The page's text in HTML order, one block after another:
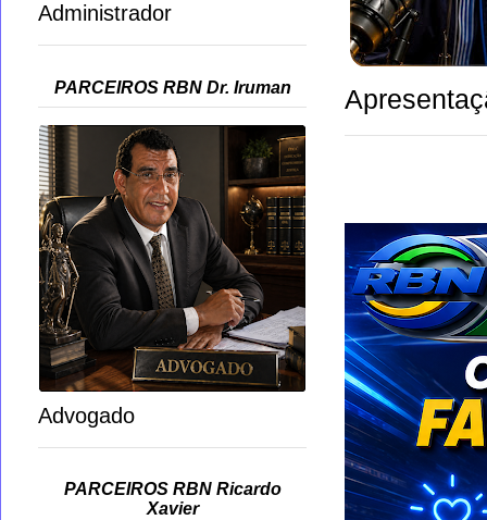
Administrador
PARCEIROS RBN Dr. Iruman
Advogado
PARCEIROS RBN Ricardo
Xavier